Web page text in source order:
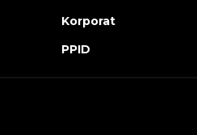
Korporat
PPID